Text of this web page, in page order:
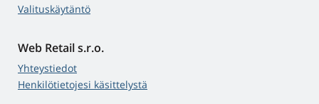
Valituskäytäntö
Web Retail s.r.o.
Yhteystiedot
Henkilötietojesi käsittelystä